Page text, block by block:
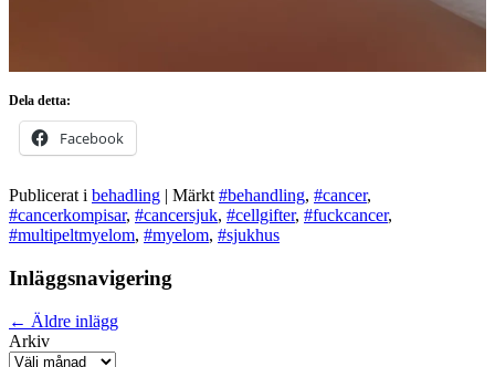
Dela detta:
Facebook
Publicerat i behadling Märkt #behandling, #cancer,
#cancerkompisar, #cancersjuk, #cellgifter, #fuckcancer,
#multipeltmyelom, #myelom, #sjukhus
Inläggsnavigering
← Äldre inlägg
Arkiv